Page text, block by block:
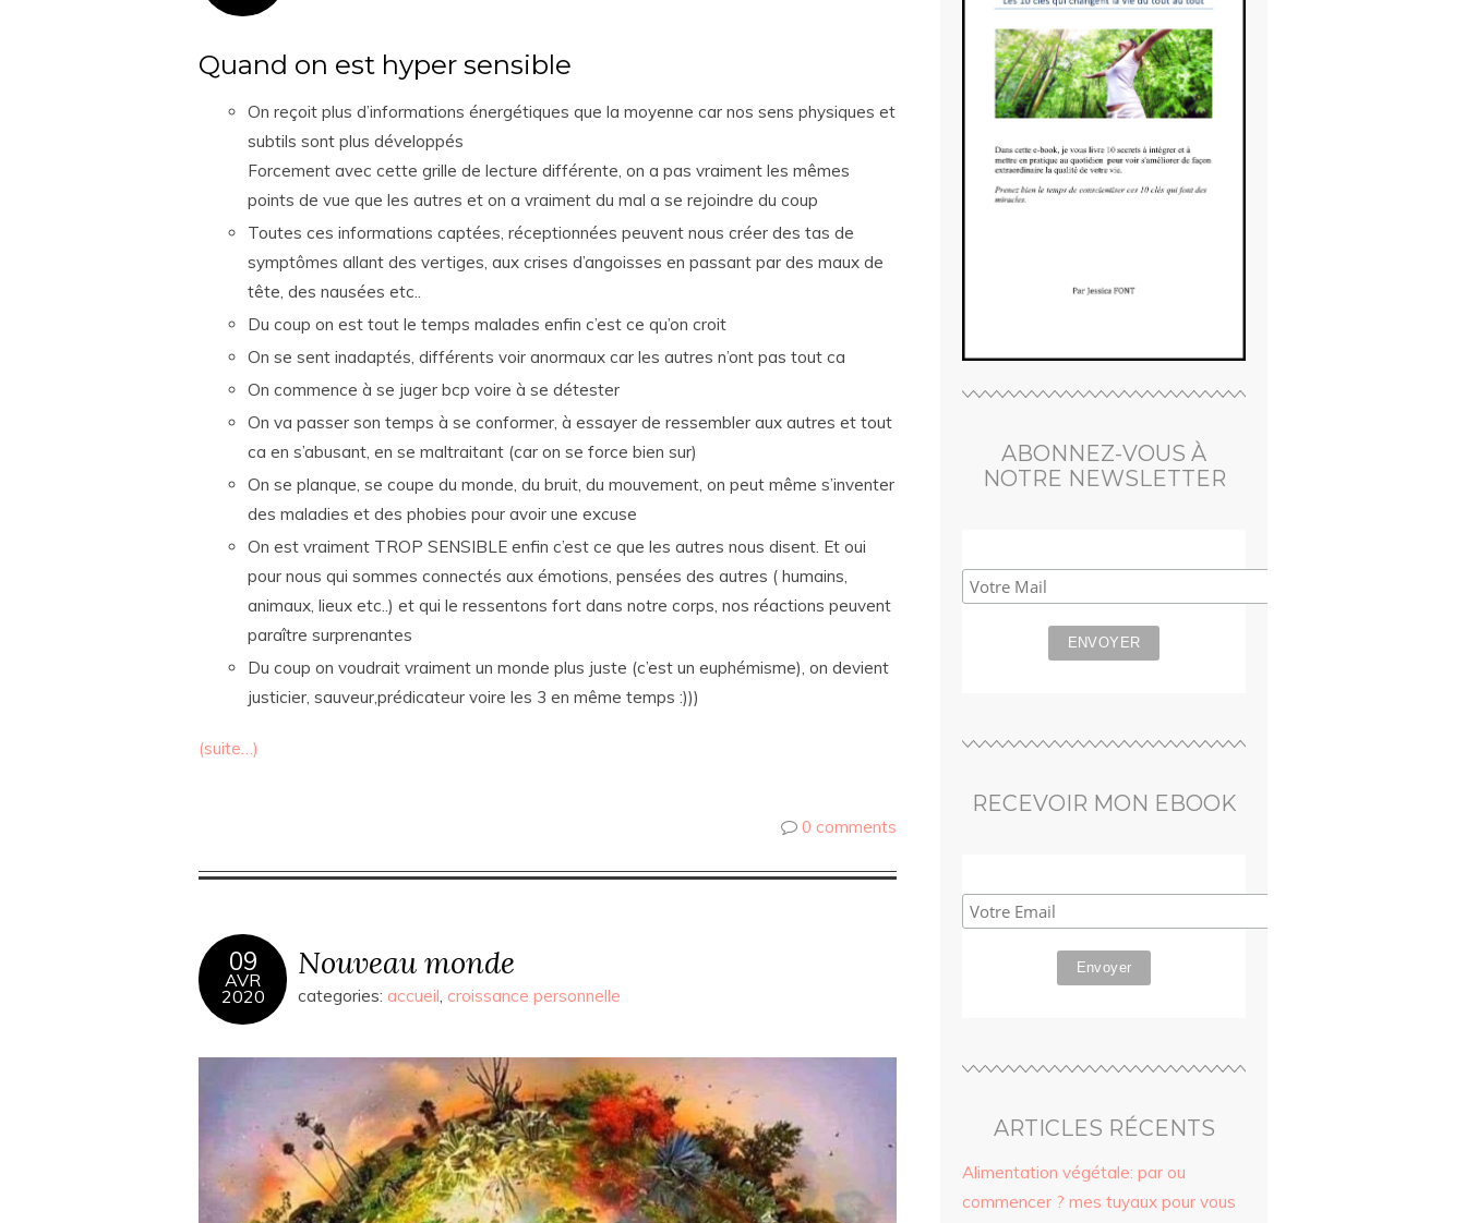
Quand on est hyper sensible
On reçoit plus d’informations énergétiques que la moyenne car nos sens physiques et
subtils sont plus développés
Forcement avec cette grille de lecture différente, on a pas vraiment les mêmes
points de vue que les autres et on a vraiment du mal a se rejoindre du coup
Toutes ces informations captées, réceptionnées peuvent nous créer des tas de
symptômes allant des vertiges, aux crises d’angoisses en passant par des maux de
tête, des nausées etc..
Du coup on est tout le temps malades enfin c’est ce qu’on croit
On se sent inadaptés, différents voir anormaux car les autres n’ont pas tout ca
On commence à se juger bcp voire à se détester
On va passer son temps à se conformer, à essayer de ressembler aux autres et tout
ca en s’abusant, en se maltraitant (car on se force bien sur)
On se planque, se coupe du monde, du bruit, du mouvement, on peut même s’inventer
des maladies et des phobies pour avoir une excuse
On est vraiment TROP SENSIBLE enfin c’est ce que les autres nous disent. Et oui
pour nous qui sommes connectés aux émotions, pensées des autres ( humains,
animaux, lieux etc..) et qui le ressentons fort dans notre corps, nos réactions peuvent
paraître surprenantes
Du coup on voudrait vraiment un monde plus juste (c’est un euphémisme), on devient
justicier, sauveur,prédicateur voire les 3 en même temps :)))
(suite…)
0 comments
09
AVR
2020
Nouveau monde
categories: accueil, croissance personnelle
ABONNEZ-VOUS À
NOTRE NEWSLETTER
RECEVOIR MON EBOOK
ARTICLES RÉCENTS
Alimentation végétale: par ou
commencer ? mes tuyaux pour vous